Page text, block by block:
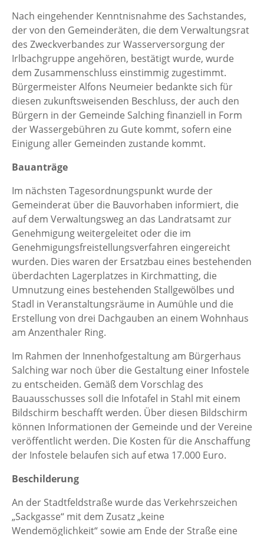
Nach eingehender Kenntnisnahme des Sachstandes,
der von den Gemeinderäten, die dem Verwaltungsrat
des Zweckverbandes zur Wasserversorgung der
Irlbachgruppe angehören, bestätigt wurde, wurde
dem Zusammenschluss einstimmig zugestimmt.
Bürgermeister Alfons Neumeier bedankte sich für
diesen zukunftsweisenden Beschluss, der auch den
Bürgern in der Gemeinde Salching finanziell in Form
der Wassergebühren zu Gute kommt, sofern eine
Einigung aller Gemeinden zustande kommt.
Bauanträge
Im nächsten Tagesordnungspunkt wurde der
Gemeinderat über die Bauvorhaben informiert, die
auf dem Verwaltungsweg an das Landratsamt zur
Genehmigung weitergeleitet oder die im
Genehmigungsfreistellungsverfahren eingereicht
wurden. Dies waren der Ersatzbau eines bestehenden
überdachten Lagerplatzes in Kirchmatting, die
Umnutzung eines bestehenden Stallgewölbes und
Stadl in Veranstaltungsräume in Aumühle und die
Erstellung von drei Dachgauben an einem Wohnhaus
am Anzenthaler Ring.
Im Rahmen der Innenhofgestaltung am Bürgerhaus
Salching war noch über die Gestaltung einer Infostele
zu entscheiden. Gemäß dem Vorschlag des
Bauausschusses soll die Infotafel in Stahl mit einem
Bildschirm beschafft werden. Über diesen Bildschirm
können Informationen der Gemeinde und der Vereine
veröffentlicht werden. Die Kosten für die Anschaffung
der Infostele belaufen sich auf etwa 17.000 Euro.
Beschilderung
An der Stadtfeldstraße wurde das Verkehrszeichen
„Sackgasse“ mit dem Zusatz „keine
Wendemöglichkeit“ sowie am Ende der Straße eine